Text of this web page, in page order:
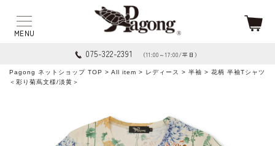
075-322-2391 （11:00～17:00/平日）
Pagong ネットショップ TOP > All item > レディース > 半袖 > 花柄 半袖Tシャツ
＜彩り菊蔦文様/淡黄＞